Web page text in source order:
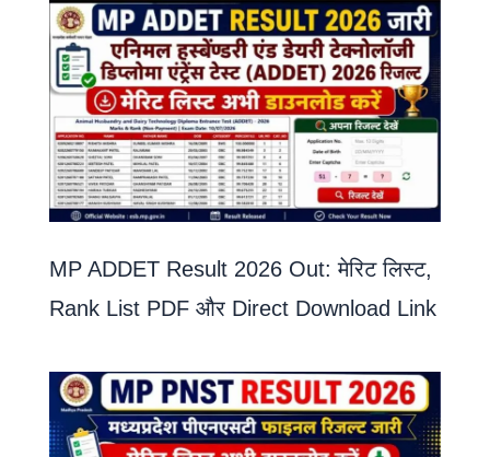
MP ADDET Result 2026 Out: मेरिट लिस्ट,
Rank List PDF और Direct Download Link